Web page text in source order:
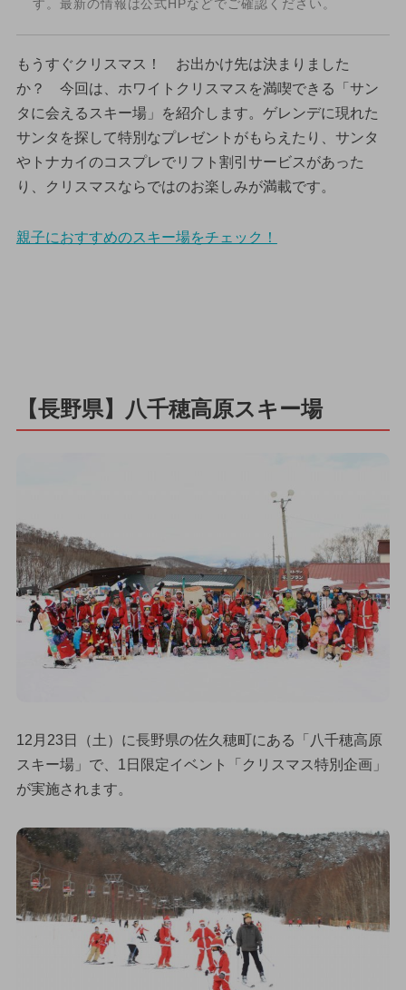
す。最新の情報は公式HPなどでご確認ください。
もうすぐクリスマス！ お出かけ先は決まりました
か？ 今回は、ホワイトクリスマスを満喫できる「サン
タに会えるスキー場」を紹介します。ゲレンデに現れた
サンタを探して特別なプレゼントがもらえたり、サンタ
やトナカイのコスプレでリフト割引サービスがあった
り、クリスマスならではのお楽しみが満載です。
親子におすすめのスキー場をチェック！
【長野県】八千穂高原スキー場
12月23日（土）に長野県の佐久穂町にある「八千穂高原
スキー場」で、1日限定イベント「クリスマス特別企画」
が実施されます。